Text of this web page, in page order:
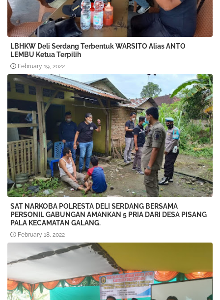
LBHKW Deli Serdang Terbentuk WARSITO Alias ANTO
LEMBU Ketua Terpilih
February 19, 2022
SAT NARKOBA POLRESTA DELI SERDANG BERSAMA
PERSONIL GABUNGAN AMANKAN 5 PRIA DARI DESA PISANG
PALA KECAMATAN GALANG.
February 18, 2022